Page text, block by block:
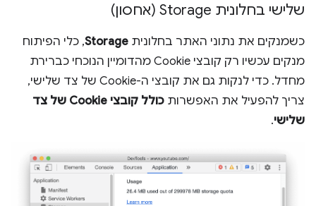
שלישי בחלונית Storage (אחסון)
כשמנקים את נתוני האתר בחלונית Storage, כלי הפיתוח
מנקים עכשיו רק קובצי Cookie מהדומיין הנוכחי כברירת
מחדל. כדי לנקות גם את קובצי ה-Cookie של צד שלישי,
צריך להפעיל את האפשרות
כולל קובצי Cookie של צד
שלישי.